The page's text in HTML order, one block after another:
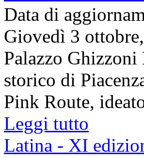
Data di
Giovedì 3
Palazzo
storico di
Pink Route,
Leggi tutto
Latina - XI